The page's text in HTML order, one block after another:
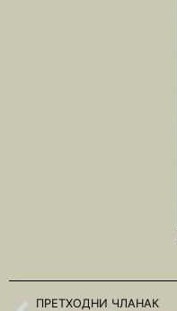
ПРЕТХОДНИ ЧЛАНАК